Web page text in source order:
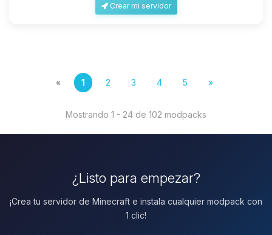
Crear mi servidor
« 1 2 3 4 5 »
Mostrando 1 - 24 de 102 modpacks
¿Listo para empezar?
¡Crea tu servidor de Minecraft e instala cualquier modpack con
1 clic!